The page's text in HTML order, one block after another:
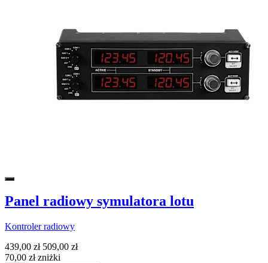
Panel radiowy symulatora lotu
Kontroler radiowy
439,00 zł 509,00 zł
70,00 zł zniżki